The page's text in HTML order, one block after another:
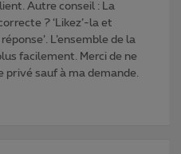
Autre conseil : La
? ‘Likez’-la et
L’ensemble de la
facilement. Merci de ne
privé sauf à ma demande.